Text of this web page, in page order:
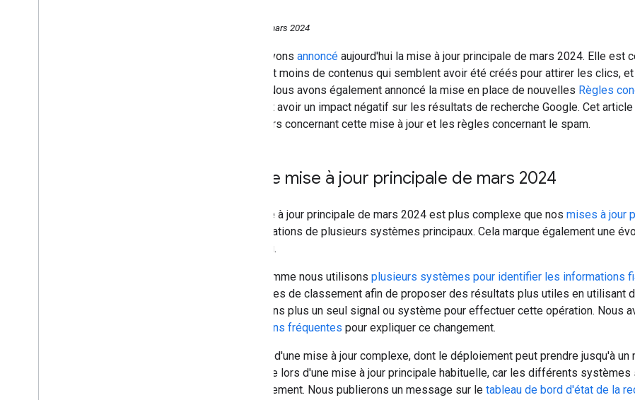
Mardi 5 mars 2024
Nous avons annoncé aujourd'hui la mise à jour principale de mars 2024. Elle est
affichant moins de contenus qui semblent avoir été créés pour attirer les clics,
utiles. Nous avons également annoncé la mise en place de nouvelles Règles
pouvant avoir un impact négatif sur les résultats de recherche Google. Cet
créateurs concernant cette mise à jour et les règles concernant le spam.
Notre mise à jour principale de mars 2024
La mise à jour principale de mars 2024 est plus complexe que nos mises à jour
modifications de plusieurs systèmes principaux. Cela marque également une
contenu.
Tout comme nous utilisons plusieurs systèmes pour identifier les informations
systèmes de classement afin de proposer des résultats plus utiles en utilisant
n'utilisons plus un seul signal ou système pour effectuer cette opération. Nous
questions fréquentes pour expliquer ce changement.
Il s'agit d'une mise à jour complexe, dont le déploiement peut prendre jusqu'à
plus que lors d'une mise à jour principale habituelle, car les différents
mutuellement. Nous publierons un message sur le tableau de bord d'état de la